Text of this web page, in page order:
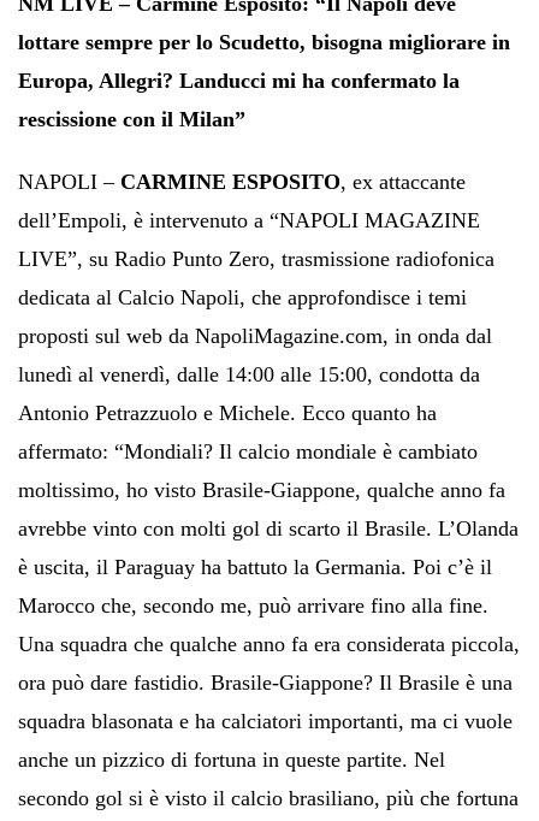
lottare sempre per lo Scudetto, bisogna migliorare in
Europa, Allegri? Landucci mi ha confermato la
rescissione con il Milan”
NAPOLI – CARMINE ESPOSITO, ex attaccante
dell’Empoli, è intervenuto a “NAPOLI MAGAZINE
LIVE”, su Radio Punto Zero, trasmissione radiofonica
dedicata al Calcio Napoli, che approfondisce i temi
proposti sul web da NapoliMagazine.com, in onda dal
lunedì al venerdì, dalle 14:00 alle 15:00, condotta da
Antonio Petrazzuolo e Michele. Ecco quanto ha
affermato: “Mondiali? Il calcio mondiale è cambiato
moltissimo, ho visto Brasile-Giappone, qualche anno fa
avrebbe vinto con molti gol di scarto il Brasile. L’Olanda
è uscita, il Paraguay ha battuto la Germania. Poi c’è il
Marocco che, secondo me, può arrivare fino alla fine.
Una squadra che qualche anno fa era considerata piccola,
ora può dare fastidio. Brasile-Giappone? Il Brasile è una
squadra blasonata e ha calciatori importanti, ma ci vuole
anche un pizzico di fortuna in queste partite. Nel
secondo gol si è visto il calcio brasiliano, più che fortuna